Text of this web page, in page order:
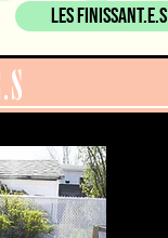
Les finissant.e.s